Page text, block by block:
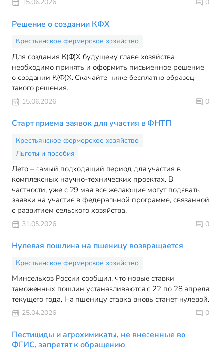
15.06.2026 0
Решение о создании КФХ
Крестьянское фермерское хозяйство
Для создания К(Ф)Х будущему главе хозяйства
необходимо принять и оформить письменное решение
о создании К(Ф)Х. Скачайте ниже бесплатно образец
такого решения.
15.06.2026 0
Старт приема заявок для участия в ФНТП
Крестьянское фермерское хозяйство
Льготы и пособия
Лето – самый подходящий период для участия в
комплексных научно-технических проектах. В
частности, уже с 29 мая все желающие могут подавать
заявки на участие в федеральной программе, связанной
с развитием сельского хозяйства.
31.05.2026 0
Нулевая пошлина на пшеницу возвращается
Крестьянское фермерское хозяйство
Минсельхоз России сообщил, что новые ставки
таможенных пошлин устанавливаются с 22 по 28 апреля
текущего года. На пшеницу ставка вновь станет нулевой.
25.04.2026 0
Пестициды и агрохимикаты, не внесенные во
ФГИС, запретят к обращению